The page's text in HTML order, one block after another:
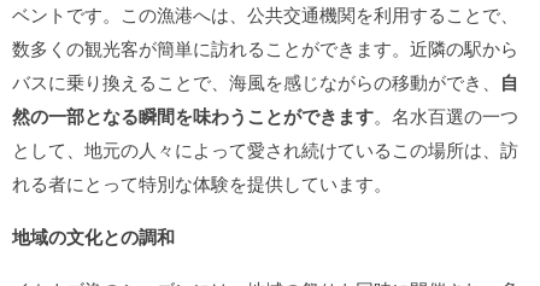
ベントです。この漁港へは、公共交通機関を利用することで、
数多くの観光客が簡単に訪れることができます。近隣の駅から
バスに乗り換えることで、海風を感じながらの移動ができ、 自
然の一部となる瞬間を味わうことができます。名水百選の一つ
として、地元の人々によって愛され続けているこの場所は、訪
れる者にとって特別な体験を提供しています。
地域の文化との調和